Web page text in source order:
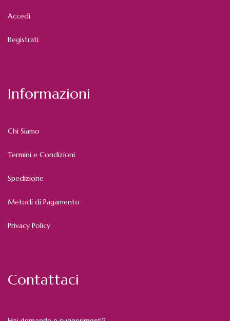
Accedi
Registrati
Informazioni
Chi Siamo
Termini e Condizioni
Spedizione
Metodi di Pagamento
Privacy Policy
Contattaci